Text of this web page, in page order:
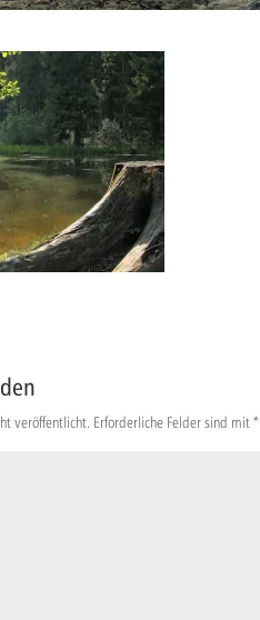
veröffentlicht. Erforderliche Felder sind mit*